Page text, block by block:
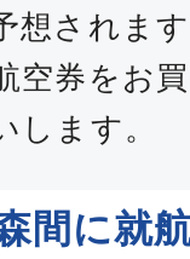
想されま
空券をお
します。
間に就